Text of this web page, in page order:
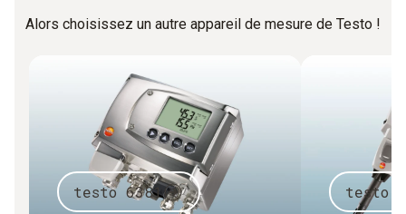
Alors choisissez un autre appareil de mesure de Testo !
testo 6381 testo